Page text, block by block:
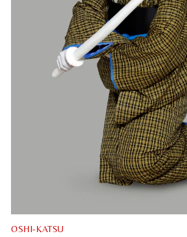
OSHI-KATSU